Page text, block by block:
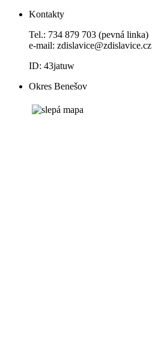
Kontakty
Tel.: 734 879 703 (pevná linka)
e-mail: zdislavice@zdislavice.cz
ID: 43jatuw
Okres Benešov